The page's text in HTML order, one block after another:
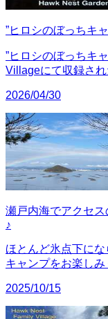
”ヒロシのぼっちキ
”ヒロシのぼっちキ
Villageにて収録され
2026/04/30
瀬戸内海でアクセ
♪
ほとんど氷点下に
キャンプをお楽しみ
2025/10/15